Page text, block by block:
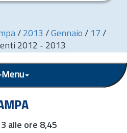
/ 2013 / Gennaio / 17 /
2012 - 2013
Menu
alle ore 8,45